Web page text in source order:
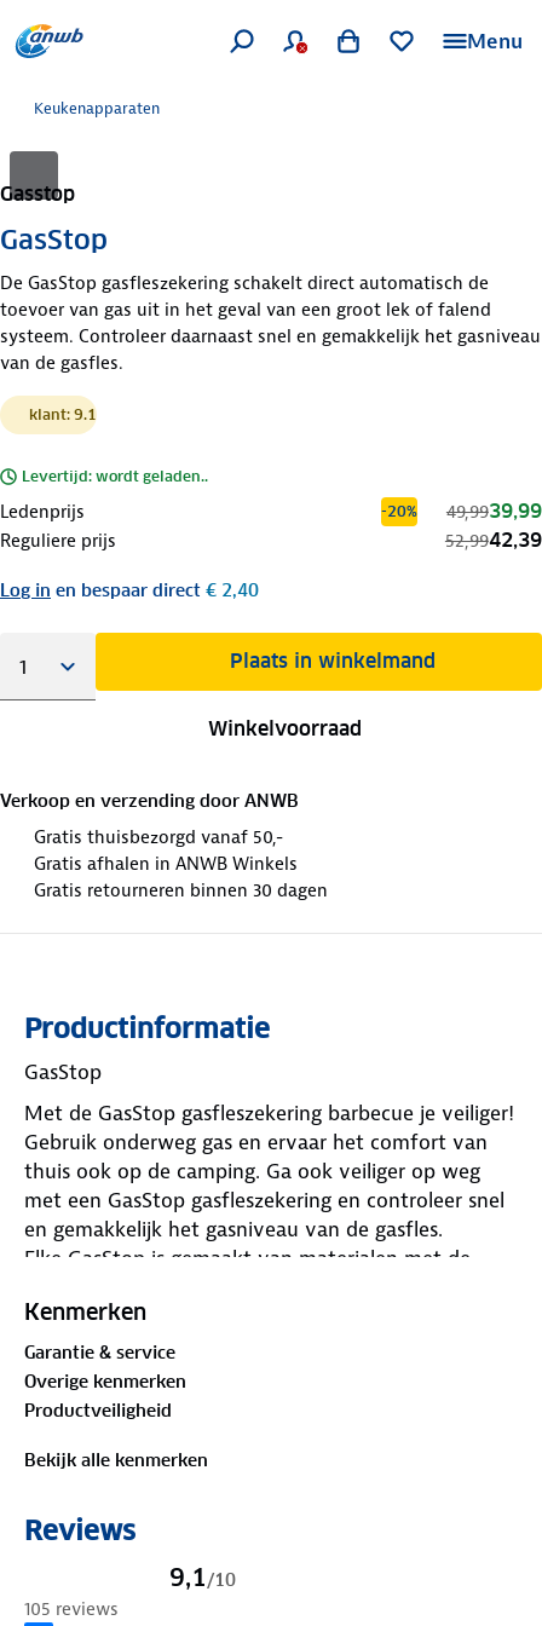
Menu
Keukenapparaten
Gasstop
GasStop
De GasStop gasfleszekering schakelt direct automatisch de
toevoer van gas uit in het geval van een groot lek of falend
systeem. Controleer daarnaast snel en gemakkelijk het gasniveau
van de gasfles.
klant: 9.1
Levertijd: wordt geladen..
Ledenprijs -20% 49,9939,99
Reguliere prijs 52,9942,39
Log in en bespaar direct € 2,40
Plaats in winkelmand
Winkelvoorraad
Verkoop en verzending door ANWB
Gratis thuisbezorgd vanaf 50,-
Gratis afhalen in ANWB Winkels
Gratis retourneren binnen 30 dagen
Productinformatie
GasStop
Met de GasStop gasfleszekering barbecue je veiliger!
Gebruik onderweg gas en ervaar het comfort van
thuis ook op de camping. Ga ook veiliger op weg
met een GasStop gasfleszekering en controleer snel
en gemakkelijk het gasniveau van de gasfles.
Elke GasStop is gemaakt van materialen met de
zorgvuldig gefabriceerd, onafhankelijk getest
volgens de laatste technologie en voldoet aan ISO
en EN normen.GasStop is geschikt voor propaan
gasflessen met een 21.8mm LH aansluiting
GasStop gasfleszekering met diverse functies
gasfles op je boot, terras of in huis? GasStop zal de
gassystemen*. Welk systeem je ook gebruikt,
GasStop zal een goed en veilig gevoel geven. Met
Kenmerken
Garantie & service
Overige kenmerken
Productveiligheid
Bekijk alle kenmerken
Reviews
9,1/10
105 reviews